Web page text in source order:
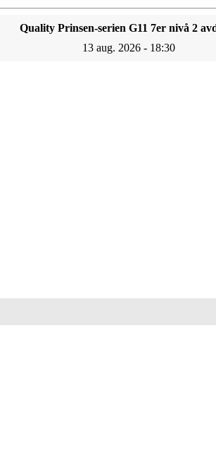
Quality Prinsen-serien G11 7er nivå 2
13 aug. 2026 - 18:30